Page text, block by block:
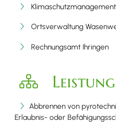
Ortsverwaltung
Rechnungsamt Ihringen
Abbrennen von
Erlaubnis- oder